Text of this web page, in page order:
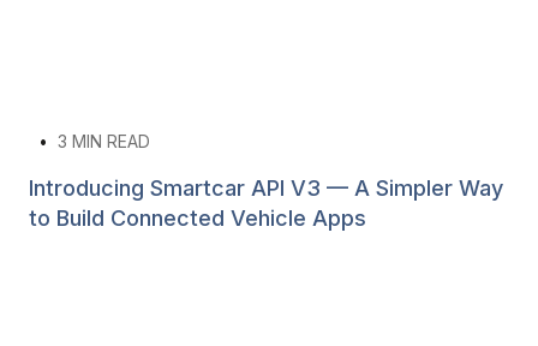
• 3 MIN READ
Introducing Smartcar API V3 — A Simpler Way
to Build Connected Vehicle Apps